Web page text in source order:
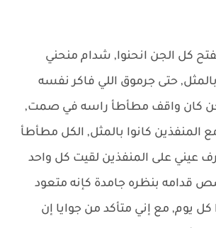
كل الجن انحنوا, شدام منحني
حتى جرموق اللي فاكر نفسه
كان واقف مطأطأ راسه في صمت,
المنفذين كانوا بالمثل, الكل مطأطأ
عيني على المنفذين لقيت كل واحد
قدامه بنظره جامدة كإنه متعود
كل يوم, مع إني متأكد من جوايا إن